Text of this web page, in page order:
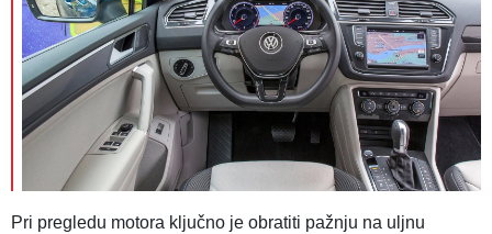
Pri pregledu motora ključno je obratiti pažnju na uljnu